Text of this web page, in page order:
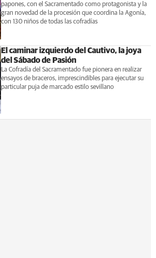
papones, con el Sacramentado como protagonista y la
gran novedad de la procesión que coordina la Agonía,
con 130 niños de todas las cofradías
El caminar izquierdo del Cautivo, la joya
del Sábado de Pasión
La Cofradía del Sacramentado fue pionera en realizar
ensayos de braceros, imprescindibles para ejecutar su
particular puja de marcado estilo sevillano